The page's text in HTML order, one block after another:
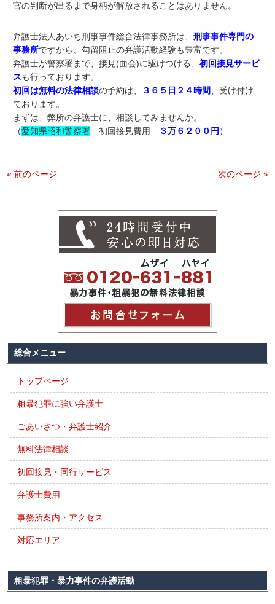
官の判断が出るまで身柄が解放されることはありません。
弁護士法人あいち刑事事件総合法律事務所は、刑事事件専門の
事務所ですから、勾留阻止の弁護活動経験も豊富です。
弁護士が警察署まで、接見(面会)に駆けつける、初回接見サービ
スも行っております。
初回は無料の法律相談の予約は、 ３６５日２４時間、受け付け
ております。
まずは、弊所の弁護士に、相談してみませんか。
（愛知県昭和警察署 初回接見費用 ３万６２００円 ）
« 前のページ 次のページ »
総合メニュー
トップページ
粗暴犯罪に強い弁護士
ごあいさつ・弁護士紹介
無料法律相談
初回接見・同行サービス
弁護士費用
事務所案内・アクセス
対応エリア
粗暴犯罪・暴力事件の弁護活動